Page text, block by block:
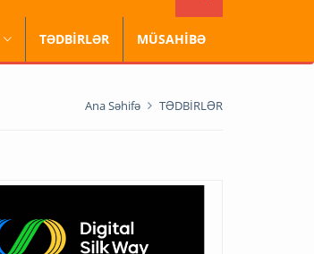
TƏDBİRLƏR MÜSAHİBƏ
Ana Səhifə TƏDBİRLƏR